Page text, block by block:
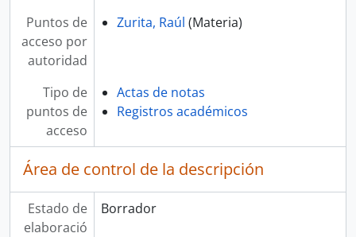
Puntos de
acceso por
autoridad
Zurita, Raúl (Materia)
Tipo de
puntos de
acceso
Actas de notas
Registros académicos
Área de control de la descripción
Estado de
elaboració
Borrador